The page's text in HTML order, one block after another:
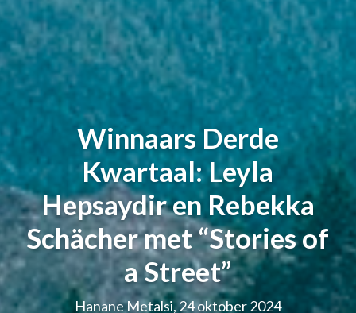
Winnaars Derde
Kwartaal: Leyla
Hepsaydir en Rebekka
Schächer met “Stories of
a Street”
Hanane Metalsi, 24 oktober 2024